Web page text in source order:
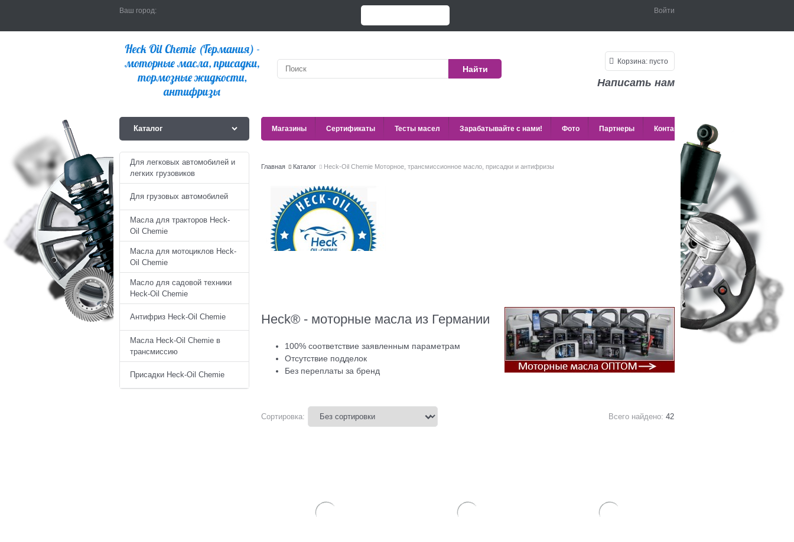
Ваш город: Войти
Найти
Корзина: пусто
Написать нам
Каталог Магазины Сертификаты Тесты масел Зарабатывайте с нами! Фото Партнеры Контакты
Для легковых автомобилей и
легких грузовиков
Для грузовых автомобилей
Масла для тракторов Heck-
Oil Chemie
Масла для мотоциклов Heck-
Oil Chemie
Масло для садовой техники
Heck-Oil Chemie
Антифриз Heck-Oil Chemie
Масла Heck-Oil Chemie в
трансмиссию
Присадки Heck-Oil Chemie
Главная Каталог Heck-Oil Chemie Моторное, трансмиссионное масло, присадки и антифризы
Heck® - моторные масла из Германии
100% соответствие заявленным параметрам
Отсутствие подделок
Без переплаты за бренд
Сортировка: Всего найдено: 42